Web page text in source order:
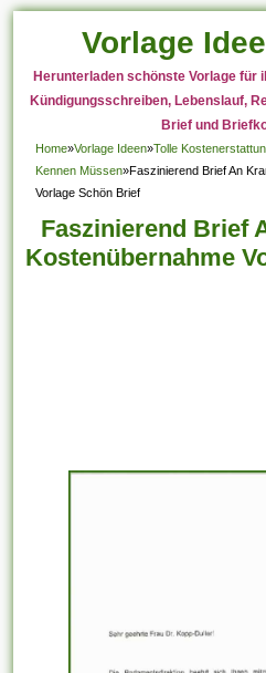
Vorlage
Herunterladen schönste Vorlage für
Kündigungsschreiben, Lebenslauf,
Brief und
Home»Vorlage Ideen»Tolle
Kennen Müssen»Faszinierend Brief An
Vorlage Schön Brief
Faszinierend Brief
Kostenübernahme